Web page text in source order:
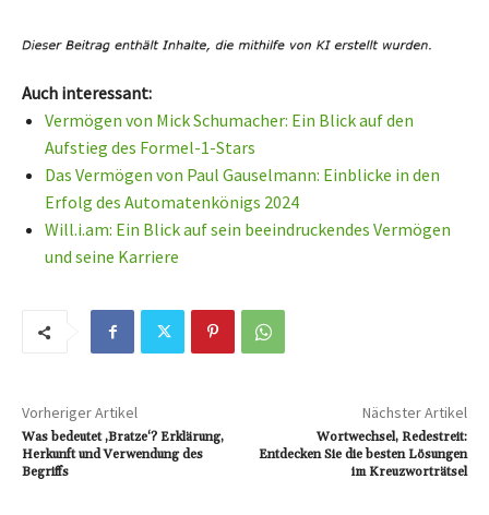
Auch interessant:
Vermögen von Mick Schumacher: Ein Blick auf den
Aufstieg des Formel-1-Stars
Das Vermögen von Paul Gauselmann: Einblicke in den
Erfolg des Automatenkönigs 2024
Will.i.am: Ein Blick auf sein beeindruckendes Vermögen
und seine Karriere
Vorheriger Artikel
Was bedeutet ‚Bratze‘? Erklärung,
Herkunft und Verwendung des
Begriffs
Nächster Artikel
Wortwechsel, Redestreit:
Entdecken Sie die besten Lösungen
im Kreuzworträtsel